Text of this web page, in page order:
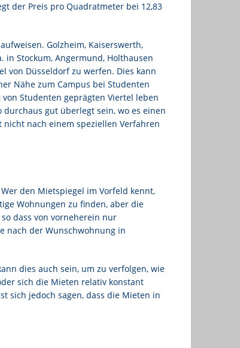
der Preis pro Quadratmeter bei 12,83
Golzheim, Kaiserswerth,
in Stockum, Angermund, Holthausen
von Düsseldorf zu werfen. Dies kann
Nähe zum Campus bei Studenten
Studenten geprägten Viertel leben
gut überlegt sein, wo es einen
nach einem speziellen Verfahren
den Mietspiegel im Vorfeld kennt,
Wohnungen zu finden, aber die
dass von vorneherein nur
nach der Wunschwohnung in
dies auch sein, um zu verfolgen, wie
sich die Mieten relativ konstant
sich jedoch sagen, dass die Mieten in